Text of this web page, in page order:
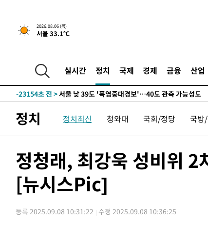
2026.08.06 (목)
서울 33.1℃
실시간 정치 국제 경제 금융 산업
-28206초 전 >서울 열대야 15일째 지속…비공식 '초열대야' 30도 넘
-23203초 전 >
6월 경상수지 497.3억 달러…두 달 연속 사상 최대
-23154초 전 >서울 낮 39도 '폭염중대경보'…40도 관측 가능성도
-20516초 전 >미 워싱턴주 스포캔 시의 통제불능 3개 산불, 방화선 일
-12689초 전 >
우 0.49%↑
-11044초 전 >
[속보] 이란 대통령 "지금 최고지도자와 소통하기가
취임 3년 인터뷰
1시간 전 >[속보] "이란-오만, 호르무즈 해협 통행 항로 합의" 이란
-32213초 전 >[속보]경찰, '홍명보 선임 논란' 대한축구협회·축구
색
-31600초 전 >[속보]산업장관 "美무역법 제301조 과잉생산 결과
상
-31393초 전 >
[속보]코스피 매도사이드카 발동…4%대 급락
-30665초 전 >[속보]전남광주 초대 시민추천 부시장에 백승주·윤난실
-28226초 전 > 서울 열대야 15일째 지속…비공식 '초열대야' 30도 넘
정치 정치최신 청와대 국회/정당 국방
정청래, 최강욱 성비위
[뉴시스Pic]
등록 2025.09.08 10:31:22 수정 2025.09.08 10:36:25